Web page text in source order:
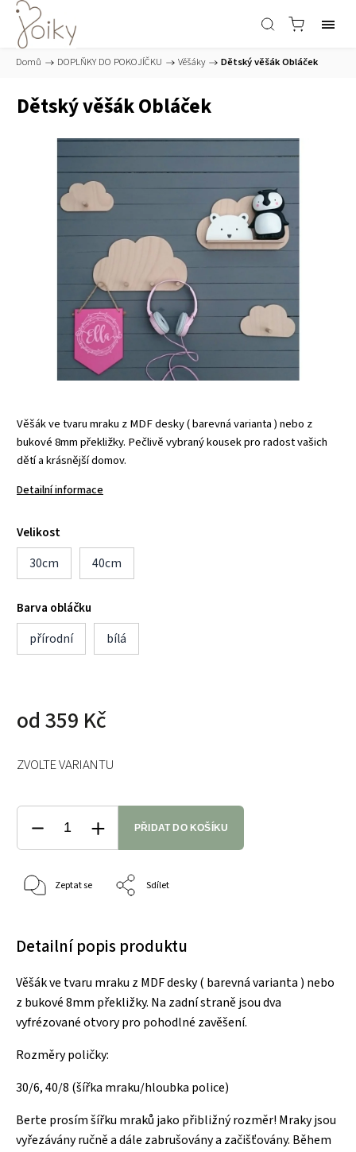
Domů / DOPLŇKY DO POKOJÍČKU / Věšáky / Dětský věšák Obláček
Dětský věšák Obláček
Věšák ve tvaru mraku z MDF desky ( barevná varianta ) nebo z
bukové 8mm překližky. Pečlivě vybraný kousek pro radost vašich
dětí a krásnější domov.
Detailní informace
Velikost
30cm
40cm
Barva obláčku
přírodní
bílá
od 359 Kč
ZVOLTE VARIANTU
PŘIDAT DO KOŠÍKU
Zeptat se Sdílet
Detailní popis produktu
Věšák ve tvaru mraku z MDF desky ( barevná varianta ) nebo
z bukové 8mm překližky. Na zadní straně jsou dva
vyfrézované otvory pro pohodlné zavěšení.
Rozměry poličky:
30/6, 40/8 (šířka mraku/hloubka police)
Berte prosím šířku mraků jako přibližný rozměr! Mraky jsou
vyřezávány ručně a dále zabrušovány a začišťovány. Během